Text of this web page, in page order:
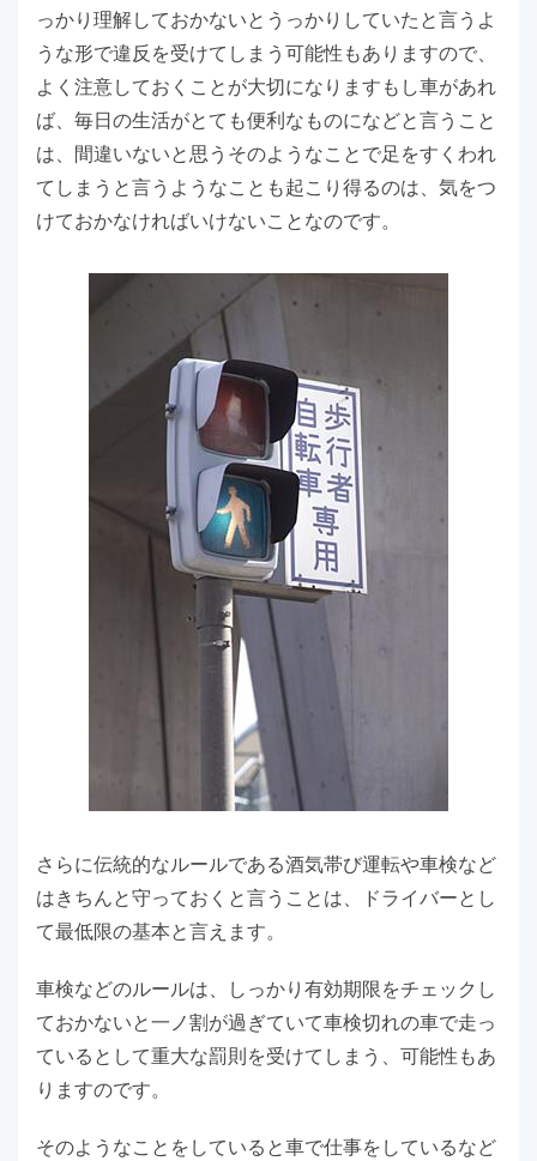
っかり理解しておかないとうっかりしていたと言うよ
うな形で違反を受けてしまう可能性もありますので、
よく注意しておくことが大切になりますもし車があれ
ば、毎日の生活がとても便利なものになどと言うこと
は、間違いないと思うそのようなことで足をすくわれ
てしまうと言うようなことも起こり得るのは、気をつ
けておかなければいけないことなのです。
さらに伝統的なルールである酒気帯び運転や車検など
はきちんと守っておくと言うことは、ドライバーとし
て最低限の基本と言えます。
車検などのルールは、しっかり有効期限をチェックし
ておかないと一ノ割が過ぎていて車検切れの車で走っ
ているとして重大な罰則を受けてしまう、可能性もあ
りますのです。
そのようなことをしていると車で仕事をしているなど